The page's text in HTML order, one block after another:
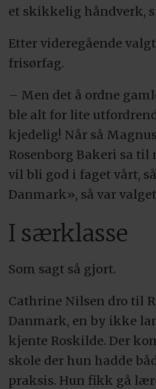
et skikkelig håndverk,
Etter videregående
frisørfag.
– Men det å ordne
ble alt for lite
kjedelig! Når så
Rosenborg Bakeri sa til
vil bli god i faget vårt,
Danmark», så var
I særklasse
Som sagt så gjort.
Cathrine Nilsen dro til
Danmark, en by ikke
kjente Roskilde. Der
skole der hun hadde
praksis. Hun fikk gå